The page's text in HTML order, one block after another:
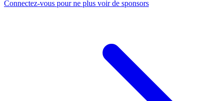
Connectez-vous pour ne plus voir de sponsors